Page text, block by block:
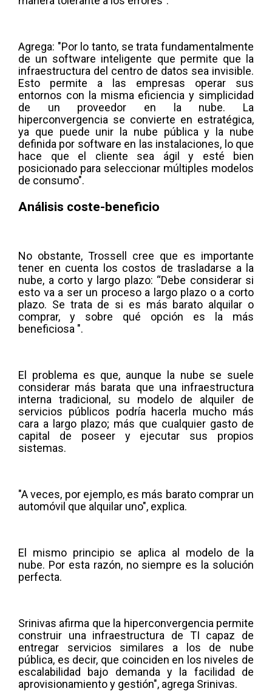
Agrega: "Por lo tanto, se trata fundamentalmente
de un software inteligente que permite que la
infraestructura del centro de datos sea invisible.
Esto permite a las empresas operar sus
entornos con la misma eficiencia y simplicidad
de un proveedor en la nube. La
hiperconvergencia se convierte en estratégica,
ya que puede unir la nube pública y la nube
definida por software en las instalaciones, lo que
hace que el cliente sea ágil y esté bien
posicionado para seleccionar múltiples modelos
de consumo".
Análisis coste-beneficio
No obstante, Trossell cree que es importante
tener en cuenta los costos de trasladarse a la
nube, a corto y largo plazo: “Debe considerar si
esto va a ser un proceso a largo plazo o a corto
plazo. Se trata de si es más barato alquilar o
comprar, y sobre qué opción es la más
beneficiosa ".
El problema es que, aunque la nube se suele
considerar más barata que una infraestructura
interna tradicional, su modelo de alquiler de
servicios públicos podría hacerla mucho más
cara a largo plazo; más que cualquier gasto de
capital de poseer y ejecutar sus propios
sistemas.
"A veces, por ejemplo, es más barato comprar un
automóvil que alquilar uno", explica.
El mismo principio se aplica al modelo de la
nube. Por esta razón, no siempre es la solución
perfecta.
Srinivas afirma que la hiperconvergencia permite
construir una infraestructura de TI capaz de
entregar servicios similares a los de nube
pública, es decir, que coinciden en los niveles de
escalabilidad bajo demanda y la facilidad de
aprovisionamiento y gestión", agrega Srinivas.